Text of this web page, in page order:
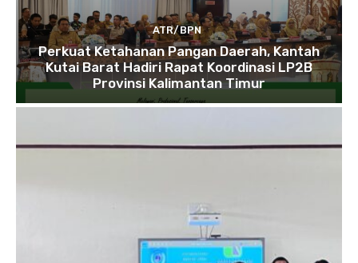
ATR/BPN
Perkuat Ketahanan Pangan Daerah, Kantah
Kutai Barat Hadiri Rapat Koordinasi LP2B
Provinsi Kalimantan Timur